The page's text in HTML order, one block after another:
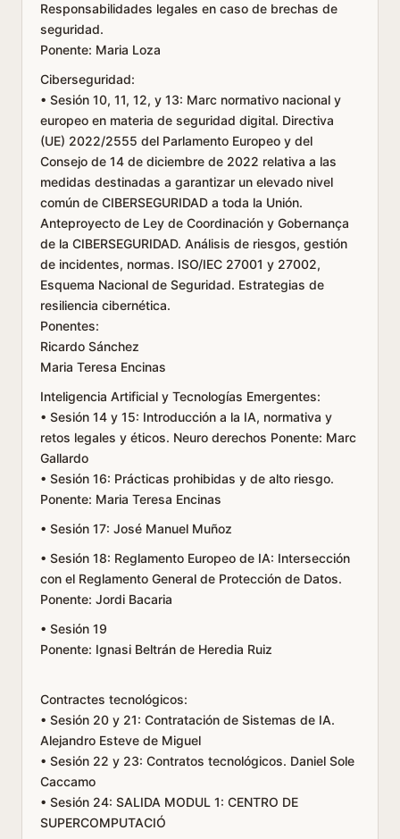
Responsabilidades legales en caso de brechas de
seguridad.
Ponente: Maria Loza
Ciberseguridad:
• Sesión 10, 11, 12, y 13: Marc normativo nacional y
europeo en materia de seguridad digital. Directiva
(UE) 2022/2555 del Parlamento Europeo y del
Consejo de 14 de diciembre de 2022 relativa a las
medidas destinadas a garantizar un elevado nivel
común de CIBERSEGURIDAD a toda la Unión.
Anteproyecto de Ley de Coordinación y Gobernança
de la CIBERSEGURIDAD. Análisis de riesgos, gestión
de incidentes, normas. ISO/IEC 27001 y 27002,
Esquema Nacional de Seguridad. Estrategias de
resiliencia cibernética.
Ponentes:
Ricardo Sánchez
Maria Teresa Encinas
Inteligencia Artificial y Tecnologías Emergentes:
• Sesión 14 y 15: Introducción a la IA, normativa y
retos legales y éticos. Neuro derechos Ponente: Marc
Gallardo
• Sesión 16: Prácticas prohibidas y de alto riesgo.
Ponente: Maria Teresa Encinas
• Sesión 17: José Manuel Muñoz
• Sesión 18: Reglamento Europeo de IA: Intersección
con el Reglamento General de Protección de Datos.
Ponente: Jordi Bacaria
• Sesión 19
Ponente: Ignasi Beltrán de Heredia Ruiz
Contractes tecnológicos:
• Sesión 20 y 21: Contratación de Sistemas de IA.
Alejandro Esteve de Miguel
• Sesión 22 y 23: Contratos tecnológicos. Daniel Sole
Caccamo
• Sesión 24: SALIDA MODUL 1: CENTRO DE
SUPERCOMPUTACIÓ